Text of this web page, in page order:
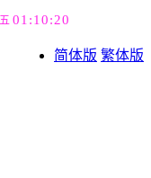
01:10:21
简体版 繁体版